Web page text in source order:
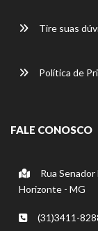
Tire suas
Política de
FALE CONOSCO
Rua
Horizonte - MG
(31)3411-